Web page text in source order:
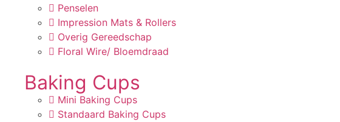
Penselen
Impression Mats & Rollers
Overig Gereedschap
Floral Wire/ Bloemdraad
Baking Cups
Mini Baking Cups
Standaard Baking Cups